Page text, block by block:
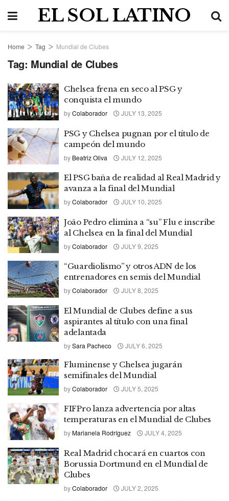
EL SOL LATINO
Home Tag Mundial de Clubes
Tag: Mundial de Clubes
Chelsea frena en seco al PSG y
conquista el mundo
byColaborador JULY 13, 2025
PSG y Chelsea pugnan por el título de
campeón del mundo
by Beatriz Oliva JULY 12, 2025
El PSG baña de realidad al Real Madrid y
avanza a la final del Mundial
byColaborador JULY 10, 2025
João Pedro elimina a “su” Flu e inscribe
al Chelsea en la final del Mundial
byColaborador JULY 9, 2025
“Guardiolismo” y otros ADN de los
entrenadores en semis del Mundial
byColaborador JULY 8, 2025
El Mundial de Clubes define a sus
aspirantes al título con una final
adelantada
bySara Pacheco JULY 6, 2025
Fluminense y Chelsea jugarán
semifinales del Mundial
byColaborador JULY 5, 2025
FIFPro lanza advertencia por altas
temperaturas en el Mundial de Clubes
byMarianela Rodríguez JULY 4, 2025
Real Madrid chocará en cuartos con
Borussia Dortmund en el Mundial de
Clubes
byColaborador JULY 2, 2025